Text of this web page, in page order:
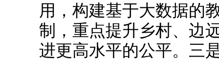
用，构建基于大数据的
制，重点提升乡村、边
进更高水平的公平。三